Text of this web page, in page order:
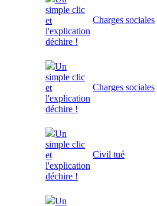
simple clic
et
l'explication
déchire !
Charges sociales
Un
simple clic
et
l'explication
déchire !
Charges sociales
Un
simple clic
et
l'explication
déchire !
Civil tué
Un